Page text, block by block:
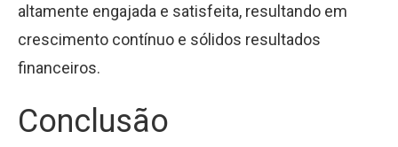
altamente engajada e satisfeita, resultando em
crescimento contínuo e sólidos resultados
financeiros.
Conclusão